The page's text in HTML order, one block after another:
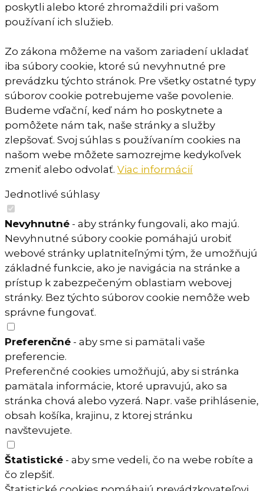
poskytli alebo ktoré zhromaždili pri vašom
používaní ich služieb.
Zo zákona môžeme na vašom zariadení ukladať
iba súbory cookie, ktoré sú nevyhnutné pre
prevádzku týchto stránok. Pre všetky ostatné typy
súborov cookie potrebujeme vaše povolenie.
Budeme vďační, keď nám ho poskytnete a
pomôžete nám tak, naše stránky a služby
zlepšovať. Svoj súhlas s používaním cookies na
našom webe môžete samozrejme kedykoľvek
zmeniť alebo odvolať. Viac informácií
Jednotlivé súhlasy
Nevyhnutné - aby stránky fungovali, ako majú.
Nevyhnutné súbory cookie pomáhajú urobiť
webové stránky uplatniteľnými tým, že umožňujú
základné funkcie, ako je navigácia na stránke a
prístup k zabezpečeným oblastiam webovej
stránky. Bez týchto súborov cookie nemôže web
správne fungovať.
Preferenčné - aby sme si pamätali vaše
preferencie.
Preferenčné cookies umožňujú, aby si stránka
pamätala informácie, ktoré upravujú, ako sa
stránka chová alebo vyzerá. Napr. vaše prihlásenie,
obsah košíka, krajinu, z ktorej stránku
navštevujete.
Štatistické - aby sme vedeli, čo na webe robíte a
čo zlepšiť.